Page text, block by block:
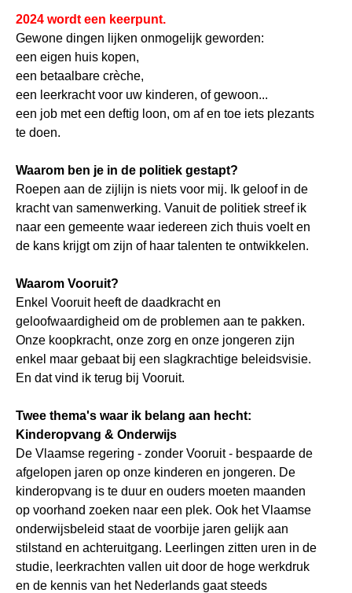
2024 wordt een keerpunt.
Gewone dingen lijken onmogelijk geworden:
een eigen huis kopen,
een betaalbare crèche,
een leerkracht voor uw kinderen, of gewoon...
een job met een deftig loon, om af en toe iets plezants
te doen.
Waarom ben je in de politiek gestapt?
Roepen aan de zijlijn is niets voor mij. Ik geloof in de
kracht van samenwerking. Vanuit de politiek streef ik
naar een gemeente waar iedereen zich thuis voelt en
de kans krijgt om zijn of haar talenten te ontwikkelen.
Waarom Vooruit?
Enkel Vooruit heeft de daadkracht en
geloofwaardigheid om de problemen aan te pakken.
Onze koopkracht, onze zorg en onze jongeren zijn
enkel maar gebaat bij een slagkrachtige beleidsvisie.
En dat vind ik terug bij Vooruit.
Twee thema's waar ik belang aan hecht:
Kinderopvang & Onderwijs
De Vlaamse regering - zonder Vooruit - bespaarde de
afgelopen jaren op onze kinderen en jongeren. De
kinderopvang is te duur en ouders moeten maanden
op voorhand zoeken naar een plek. Ook het Vlaamse
onderwijsbeleid staat de voorbije jaren gelijk aan
stilstand en achteruitgang. Leerlingen zitten uren in de
studie, leerkrachten vallen uit door de hoge werkdruk
en de kennis van het Nederlands gaat steeds